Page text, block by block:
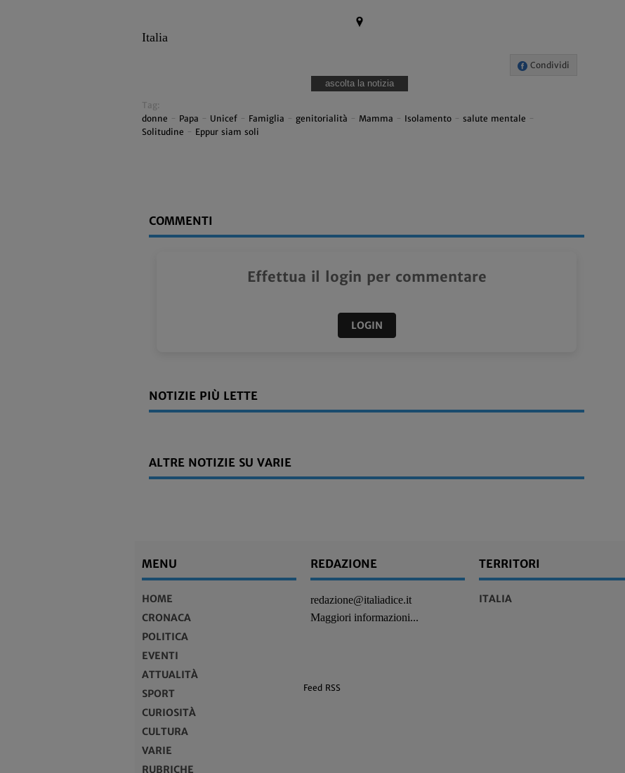
Italia
Condividi
ascolta la notizia
Tag:
donne - Papa - Unicef - Famiglia - genitorialità - Mamma - Isolamento - salute mentale -
Solitudine - Eppur siam soli
COMMENTI
Effettua il login per commentare
LOGIN
NOTIZIE PIÙ LETTE
ALTRE NOTIZIE SU VARIE
MENU
HOME
CRONACA
POLITICA
EVENTI
ATTUALITÀ
SPORT
CURIOSITÀ
CULTURA
VARIE
RUBRICHE
REDAZIONE
redazione@italiadice.it
Maggiori informazioni...
TERRITORI
ITALIA
Feed RSS